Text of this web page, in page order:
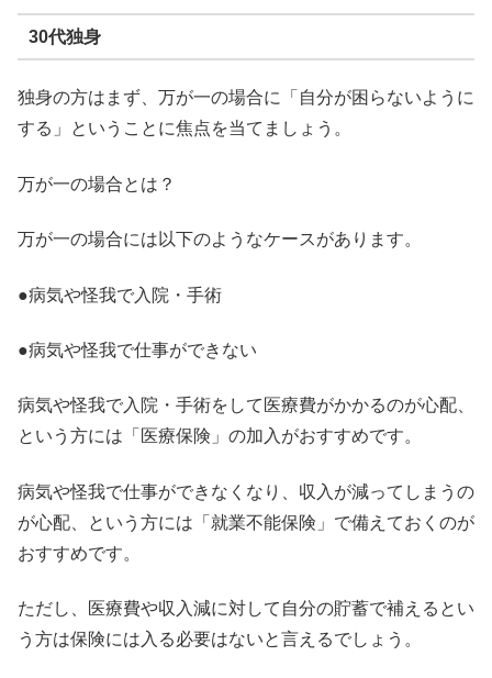
30代独身
独身の方はまず、万が一の場合に「自分が困らないように
する」ということに焦点を当てましょう。
万が一の場合とは？
万が一の場合には以下のようなケースがあります。
●病気や怪我で入院・手術
●病気や怪我で仕事ができない
病気や怪我で入院・手術をして医療費がかかるのが心配、
という方には「医療保険」の加入がおすすめです。
病気や怪我で仕事ができなくなり、収入が減ってしまうの
が心配、という方には「就業不能保険」で備えておくのが
おすすめです。
ただし、医療費や収入減に対して自分の貯蓄で補えるとい
う方は保険には入る必要はないと言えるでしょう。